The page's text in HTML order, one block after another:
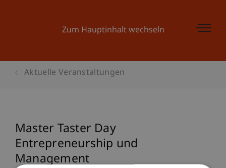
Zum Hauptinhalt wechseln
Aktuelle Veranstaltungen
Master Taster Day
Entrepreneurship und
Management